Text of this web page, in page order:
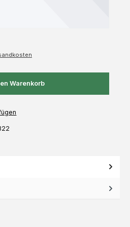
Warenkorb